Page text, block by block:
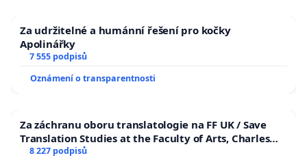
Za udržitelné a humánní řešení pro kočky
Apolinářky
7 555 podpisů
Oznámení o transparentnosti
Za záchranu oboru translatologie na FF UK / Save
Translation Studies at the Faculty of Arts, Charles
University
8 227 podpisů